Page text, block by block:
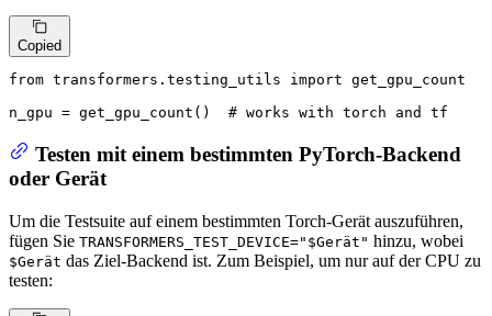
Copied
from transformers.testing_utils import get_gpu_count
n_gpu = get_gpu_count() # works with torch and tf
Testen mit einem bestimmten PyTorch-Backend
oder Gerät
Um die Testsuite auf einem bestimmten Torch-Gerät auszuführen,
fügen Sie TRANSFORMERS_TEST_DEVICE="$Gerät" hinzu, wobei
$Gerät das Ziel-Backend ist. Zum Beispiel, um nur auf der CPU zu
testen: